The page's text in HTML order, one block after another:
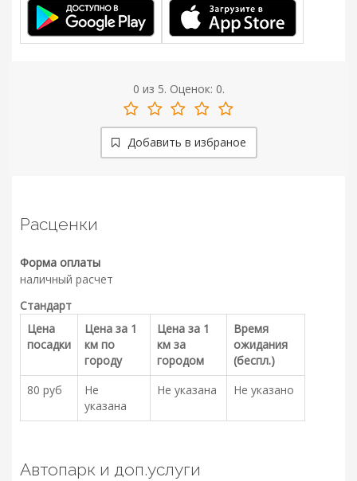
0 из 5. Оценок: 0.
Добавить в избраное
Расценки
Форма оплаты
наличный расчет
Стандарт
Цена
посадки
Цена за 1
км по
городу
Цена за 1
км за
городом
Время
ожидания
(беспл.)
80 руб
Не
указана
Не указана Не указано
Автопарк и доп.услуги